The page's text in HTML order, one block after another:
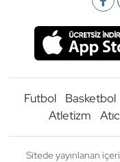
Futbol Basketbol
Atletizm
Sitede yayınlanan